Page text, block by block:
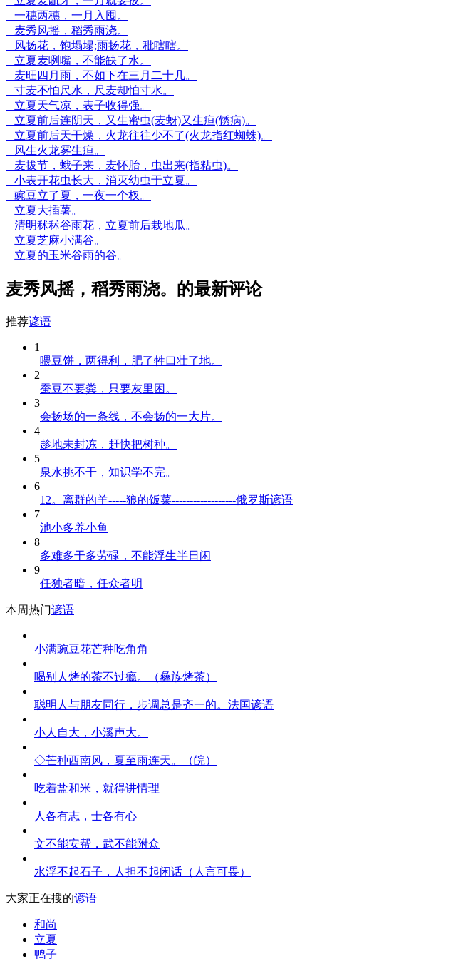
一穗两穗，一月入囤。
麦秀风摇，稻秀雨浇。
风扬花，饱塌塌;雨扬花，秕瞎瞎。
立夏麦咧嘴，不能缺了水。
麦旺四月雨，不如下在三月二十几。
寸麦不怕尺水，尺麦却怕寸水。
立夏天气凉，表子收得强。
立夏前后连阴天，又生蜜虫(麦蚜)又生疸(锈病)。
立夏前后天干燥，火龙往往少不了(火龙指红蜘蛛)。
风生火龙雾生疸。
麦拔节，蛾子来，麦怀胎，虫出来(指粘虫)。
小表开花虫长大，消灭幼虫于立夏。
豌豆立了夏，一夜一个杈。
立夏大插薯。
清明秫秫谷雨花，立夏前后栽地瓜。
立夏芝麻小满谷。
立夏的玉米谷雨的谷。
麦秀风摇，稻秀雨浇。的最新评论
推荐谚语
1
喂豆饼，两得利，肥了牲口壮了地。
2
蚕豆不要粪，只要灰里困。
3
会扬场的一条线，不会扬的一大片。
4
趁地未封冻，赶快把树种。
5
泉水挑不干，知识学不完。
6
12。离群的羊-----狼的饭菜------------------俄罗斯谚语
7
池小多养小鱼
8
多难多干多劳碌，不能浮生半日闲
9
任独者暗，任众者明
本周热门谚语
小满豌豆花芒种吃角角
喝别人烤的茶不过瘾。（彝族烤茶）
聪明人与朋友同行，步调总是齐一的。法国谚语
小人自大，小溪声大。
◇芒种西南风，夏至雨连天。（皖）
吃着盐和米，就得讲情理
人各有志，士各有心
文不能安帮，武不能附众
水浮不起石子，人担不起闲话（人言可畏）
大家正在搜的谚语
和尚
立夏
鸭子